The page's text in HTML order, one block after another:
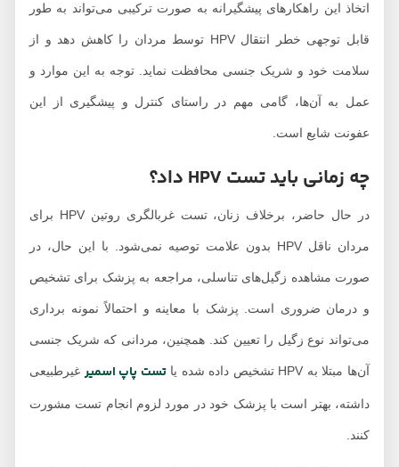
اتخاذ این راهکارهای پیشگیرانه به صورت ترکیبی می‌تواند به طور
قابل توجهی خطر انتقال HPV توسط مردان را کاهش دهد و از
سلامت خود و شریک جنسی محافظت نماید. توجه به این موارد و
عمل به آن‌ها، گامی مهم در راستای کنترل و پیشگیری از این
عفونت شایع است.
چه زمانی باید تست HPV داد؟
در حال حاضر، برخلاف زنان، تست غربالگری روتین HPV برای
مردان ناقل HPV بدون علامت توصیه نمی‌شود. با این حال، در
صورت مشاهده زگیل‌های تناسلی، مراجعه به پزشک برای تشخیص
و درمان ضروری است. پزشک با معاینه و احتمالاً نمونه‌ برداری
می‌تواند نوع زگیل را تعیین کند. همچنین، مردانی که شریک جنسی
آن‌ها مبتلا به HPV تشخیص داده شده یا تست پاپ اسمیرغیرطبیعی
داشته، بهتر است با پزشک خود در مورد لزوم انجام تست مشورت